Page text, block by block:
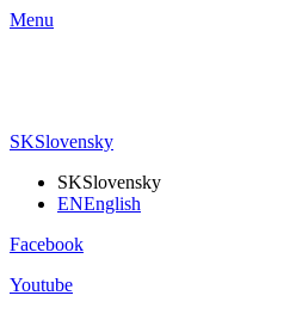
Menu
SKSlovensky
SKSlovensky
ENEnglish
Facebook
Youtube